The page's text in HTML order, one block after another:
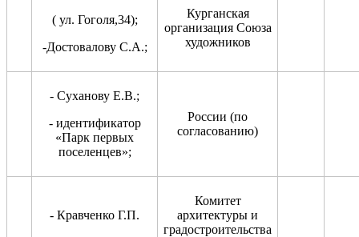
( ул. Гоголя,34);
-Достовалову С.А.;
Курганская
организация Союза
художников
- Суханову Е.В.;
- идентификатор
«Парк первых
поселенцев»;
России (по
согласованию)
- Кравченко Г.П.
Комитет
архитектуры и
градостроительства